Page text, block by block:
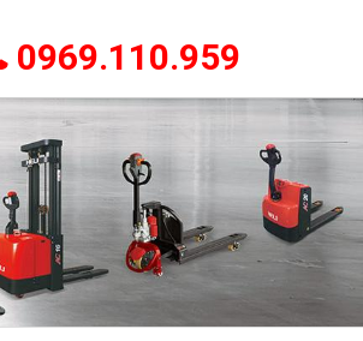
0969.110.959